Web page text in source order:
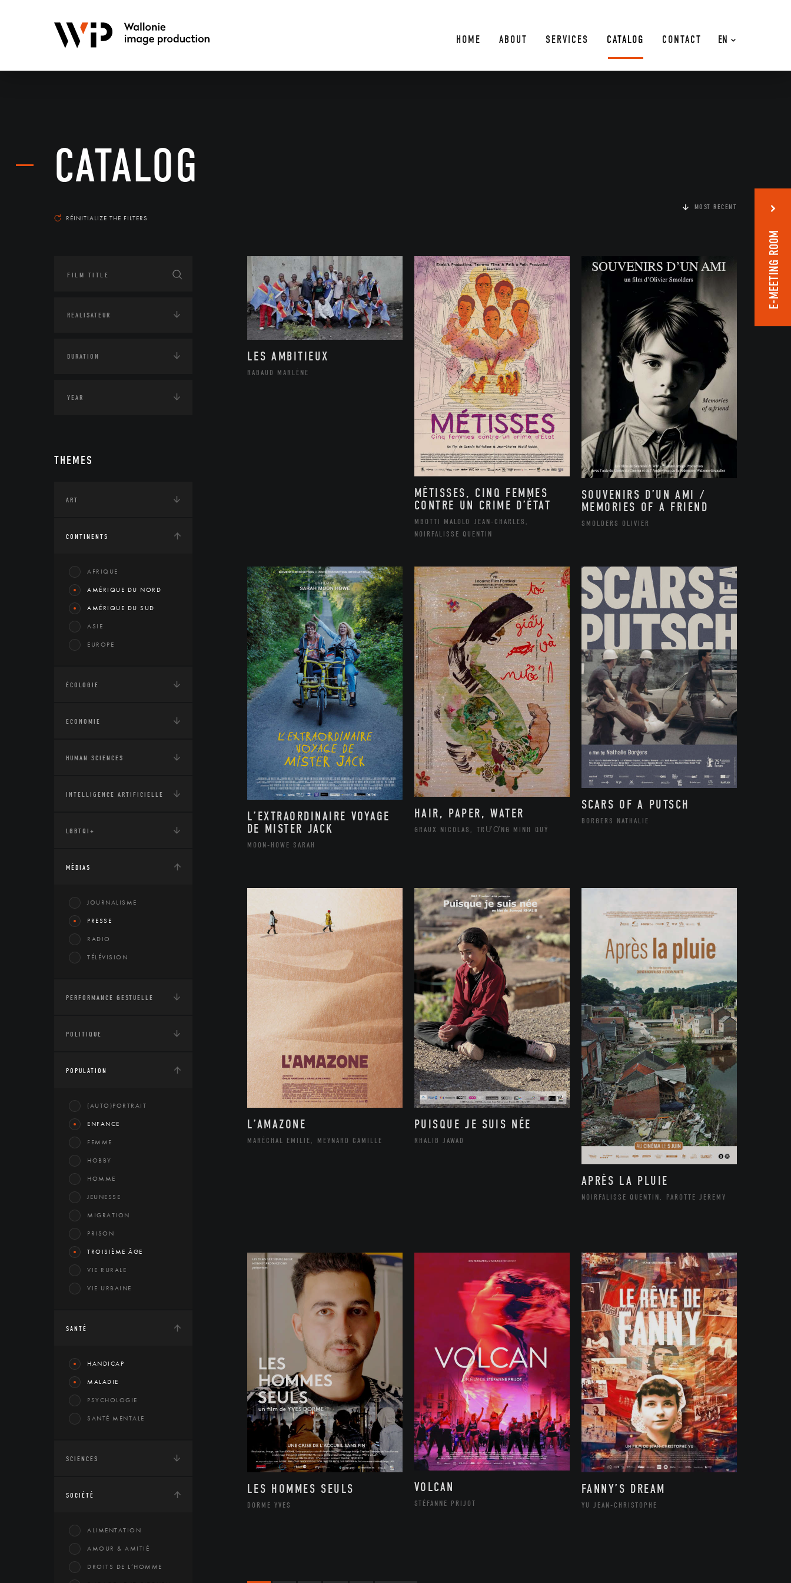
EN
HOME ABOUT SERVICES CATALOG CONTACT
CATALOG
RÉINITIALIZE THE FILTERS
THEMES
ART
CONTINENTS
AFRIQUE
AMÉRIQUE DU NORD
AMÉRIQUE DU SUD
ASIE
EUROPE
ÉCOLOGIE
ECONOMIE
HUMAN SCIENCES
INTELLIGENCE ARTIFICIELLE
LGBTQI+
MÉDIAS
JOURNALISME
PRESSE
RADIO
TÉLÉVISION
PERFORMANCE GESTUELLE
POLITIQUE
POPULATION
(AUTO)PORTRAIT
ENFANCE
FEMME
HOBBY
HOMME
JEUNESSE
MIGRATION
PRISON
TROISIÈME ÂGE
VIE RURALE
VIE URBAINE
SANTÉ
HANDICAP
MALADIE
PSYCHOLOGIE
SANTÉ MENTALE
SCIENCES
SOCIÉTÉ
ALIMENTATION
AMOUR & AMITIÉ
DROITS DE L’HOMME
MOST RECENT
LES AMBITIEUX
RABAUD MARLÈNE
MÉTISSES, CINQ FEMMES
CONTRE UN CRIME D’ÉTAT
MBOTTI MALOLO JEAN-CHARLES,
NOIRFALISSE QUENTIN
SOUVENIRS D’UN AMI /
MEMORIES OF A FRIEND
SMOLDERS OLIVIER
L’EXTRAORDINAIRE VOYAGE
DE MISTER JACK
MOON-HOWE SARAH
HAIR, PAPER, WATER
GRAUX NICOLAS, TRƯƠNG MINH QUÝ
SCARS OF A PUTSCH
BORGERS NATHALIE
L’AMAZONE
MARÉCHAL EMILIE, MEYNARD CAMILLE
PUISQUE JE SUIS NÉE
RHALIB JAWAD
APRÈS LA PLUIE
NOIRFALISSE QUENTIN, PAROTTE JEREMY
LES HOMMES SEULS
DORME YVES
VOLCAN
STÉFANNE PRIJOT
FANNY’S DREAM
YU JEAN-CHRISTOPHE
E-MEETING ROOM